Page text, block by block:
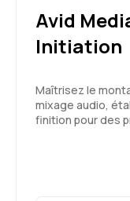
Avid
Initiation
Maîtrisez le
mixage audio,
finition pour des